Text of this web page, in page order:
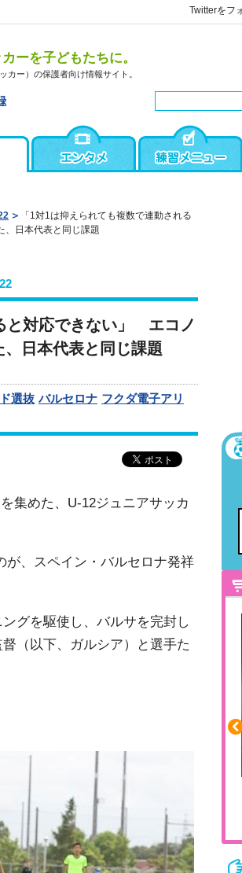
Twitterをフ
ーを子どもたちに。
カー）の保護者向け情報サイト。
「1対1は抑えられても複数で連動される
日本代表と同じ課題
と対応できない」 エコノ
日本代表と同じ課題
選抜 バルセロナ フクダ電子アリ
集めた、U-12ジュニアサッカ
が、スペイン・バルセロナ発祥
グを駆使し、バルサを完封し
（以下、ガルシア）と選手た
張りや疲れに
グリカバリー